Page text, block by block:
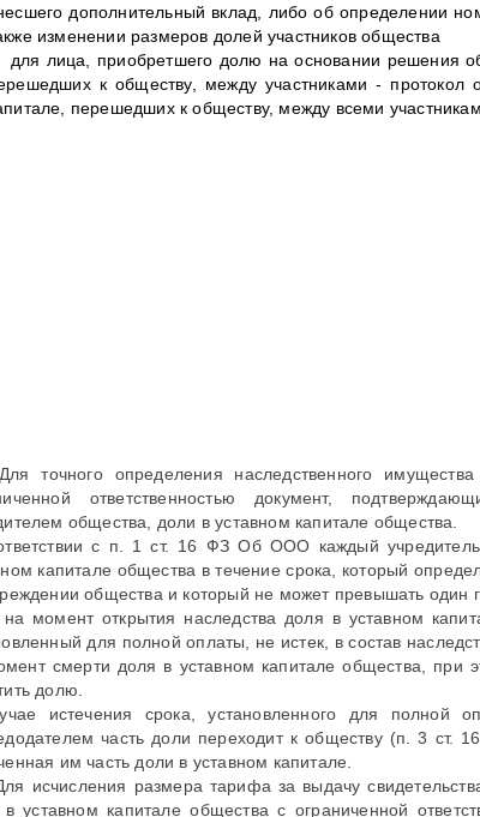
дополнительный вклад, либо об определении
изменении размеров долей участников общества
для лица, приобретшего долю на основании решения
к обществу, между участниками -
перешедших к обществу, между всеми
точного определения наследственного
ответственностью документ,
общества, доли в уставном капитале общества.
с п. 1 ст. 16 ФЗ Об ООО каждый
капитале общества в течение срока, который
общества и который не может превышать один
момент открытия наследства доля в уставном
для полной оплаты, не истек, в состав
смерти доля в уставном капитале общества, при
долю.
истечения срока, установленного для полной
часть доли переходит к обществу (п. 3
им часть доли в уставном капитале.
исчисления размера тарифа за выдачу
уставном капитале общества с ограниченной